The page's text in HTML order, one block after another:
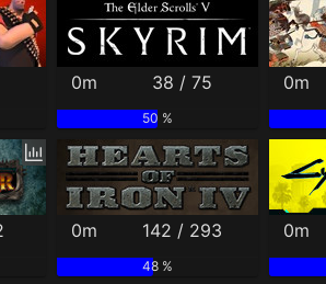
0m 38 / 75
50 %
0m
0m 142 / 293
48 %
0m